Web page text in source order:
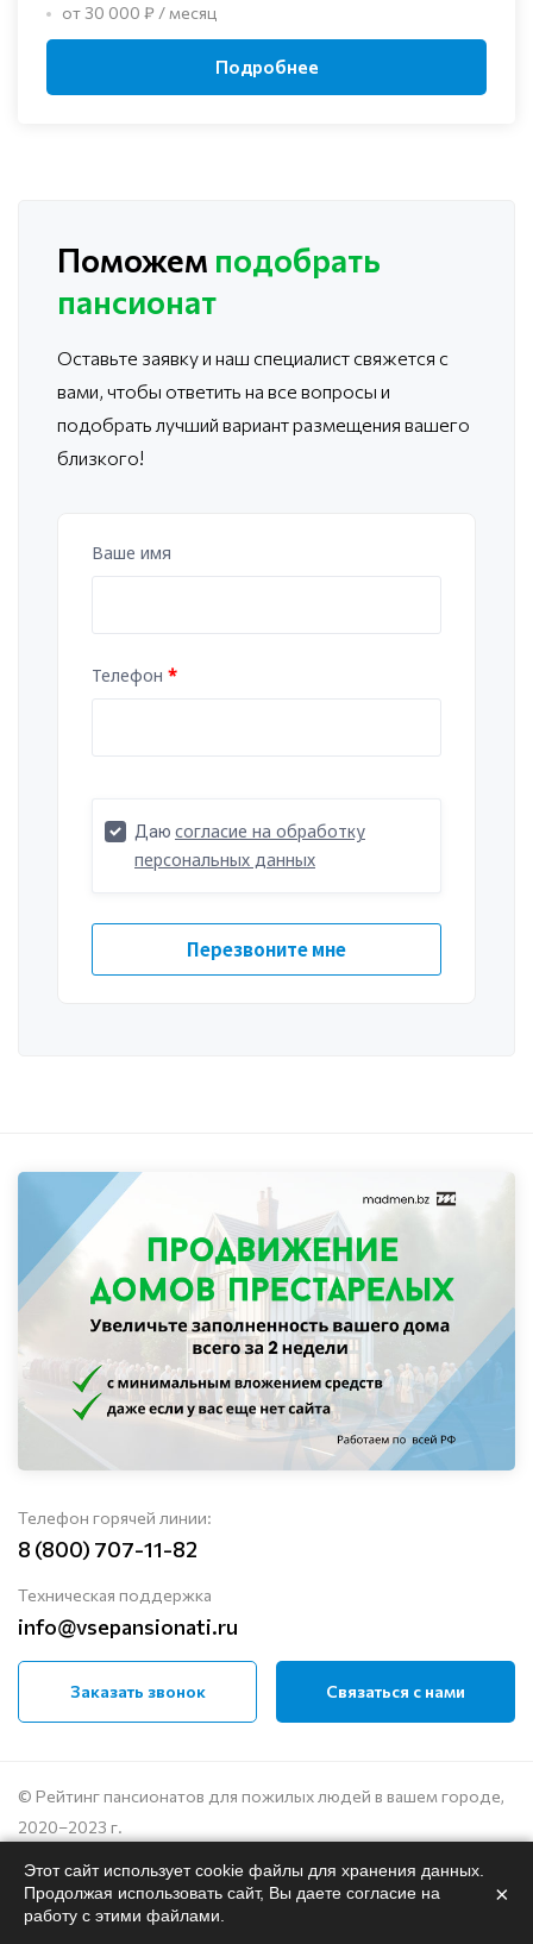
от 30 000 ₽ / месяц
Подробнее
Поможем подобрать
пансионат
Оставьте заявку и наш специалист свяжется с
вами, чтобы ответить на все вопросы и
подобрать лучший вариант размещения вашего
близкого!
Телефон горячей линии:
8 (800) 707-11-82
Техническая поддержка
info@vsepansionati.ru
Заказать звонок Связаться с нами
© Рейтинг пансионатов для пожилых людей в вашем городе,
2020–2023 г.
Политика конфиденциальности
Пользовательское соглашение
Этот сайт использует cookie файлы для хранения данных.
Продолжая использовать сайт, Вы даете согласие на
работу с этими файлами.
×